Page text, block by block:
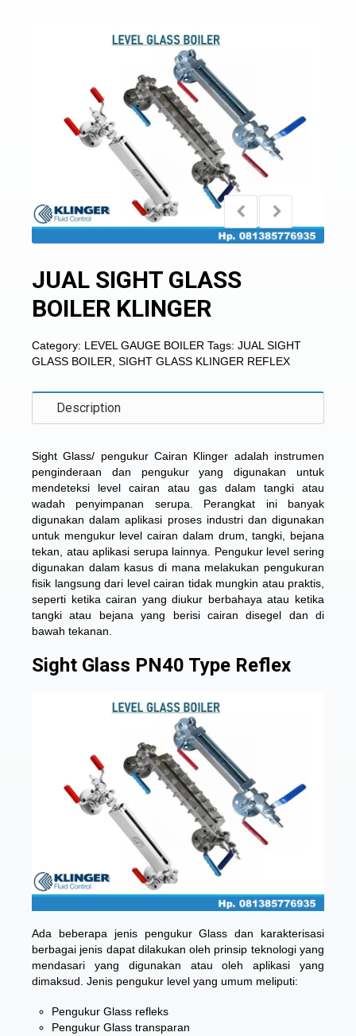
JUAL SIGHT GLASS
BOILER KLINGER
Category: LEVEL GAUGE BOILER Tags: JUAL SIGHT
GLASS BOILER SIGHT GLASS KLINGER REFLEX
Description
Sight Glass/ pengukur Cairan Klinger adalah instrumen
penginderaan dan pengukur yang digunakan untuk
mendeteksi level cairan atau gas dalam tangki atau
wadah penyimpanan serupa. Perangkat ini banyak
digunakan dalam aplikasi proses industri dan digunakan
untuk mengukur level cairan dalam drum, tangki, bejana
tekan, atau aplikasi serupa lainnya. Pengukur level sering
digunakan dalam kasus di mana melakukan pengukuran
fisik langsung dari level cairan tidak mungkin atau praktis,
seperti ketika cairan yang diukur berbahaya atau ketika
tangki atau bejana yang berisi cairan disegel dan di
bawah tekanan.
Sight Glass PN40 Type Reflex
Ada beberapa jenis pengukur Glass dan karakterisasi
berbagai jenis dapat dilakukan oleh prinsip teknologi yang
mendasari yang digunakan atau oleh aplikasi yang
dimaksud. Jenis pengukur level yang umum meliputi:
Pengukur Glass refleks
Pengukur Glass transparan